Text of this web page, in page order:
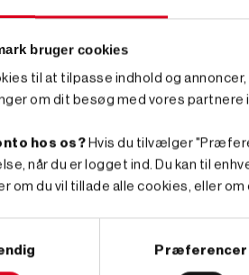
bruger cookies
til at tilpasse indhold og
om dit besøg med vores partnere
hos os? Hvis du tilvælger
når du er logget ind. Du kan til
om du vil tillade alle cookies, eller om
Præferencer